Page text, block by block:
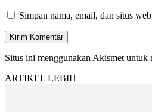
Simpan nama, email, dan situs
Situs ini menggunakan Akismet untuk
ARTIKEL LEBIH